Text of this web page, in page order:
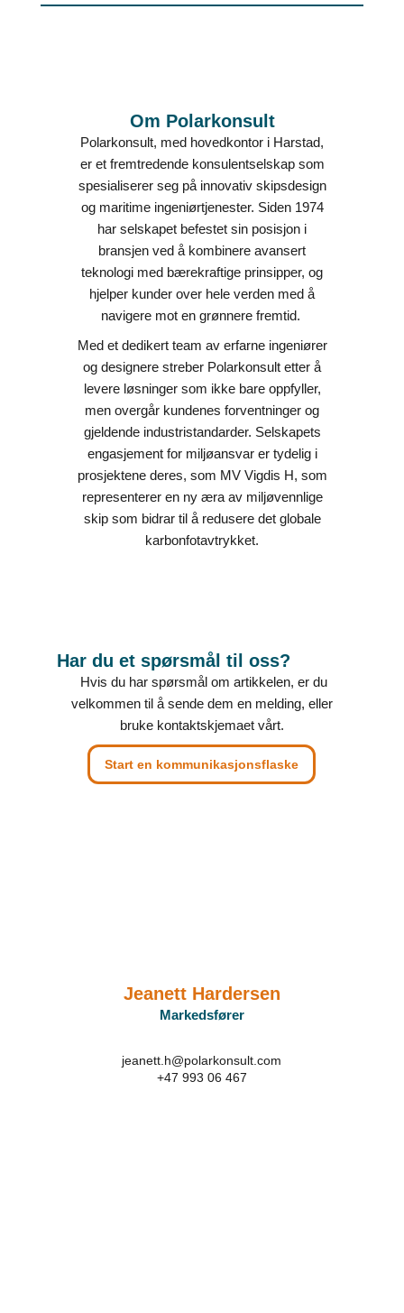
Om Polarkonsult
Polarkonsult, med hovedkontor i Harstad,
er et fremtredende konsulentselskap som
spesialiserer seg på innovativ skipsdesign
og maritime ingeniørtjenester. Siden 1974
har selskapet befestet sin posisjon i
bransjen ved å kombinere avansert
teknologi med bærekraftige prinsipper, og
hjelper kunder over hele verden med å
navigere mot en grønnere fremtid.
Med et dedikert team av erfarne ingeniører
og designere streber Polarkonsult etter å
levere løsninger som ikke bare oppfyller,
men overgår kundenes forventninger og
gjeldende industristandarder. Selskapets
engasjement for miljøansvar er tydelig i
prosjektene deres, som MV Vigdis H, som
representerer en ny æra av miljøvennlige
skip som bidrar til å redusere det globale
karbonfotavtrykket.
Har du et spørsmål til oss?
Hvis du har spørsmål om artikkelen, er du
velkommen til å sende dem en melding, eller
bruke kontaktskjemaet vårt.
Start en kommunikasjonsflaske
Jeanett Hardersen
Markedsfører
jeanett.h@polarkonsult.com
+47 993 06 467